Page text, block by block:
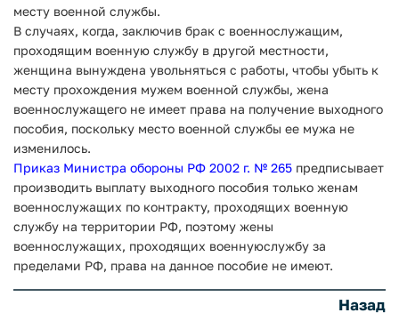
месту военной службы.
В случаях, когда, заключив брак с военнослужащим,
проходящим военную службу в другой местности,
женщина вынуждена увольняться с работы, чтобы убыть к
месту прохождения мужем военной службы, жена
военнослужащего не имеет права на получение выходного
пособия, поскольку место военной службы ее мужа не
изменилось.
Приказ Министра обороны РФ 2002 г. № 265 предписывает
производить выплату выходного пособия только женам
военнослужащих по контракту, проходящих военную
службу на территории РФ, поэтому жены
военнослужащих, проходящих военнуюслужбу за
пределами РФ, права на данное пособие не имеют.
Назад